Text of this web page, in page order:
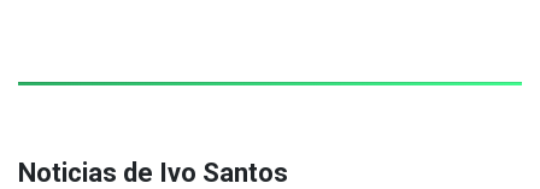
Noticias de Ivo Santos